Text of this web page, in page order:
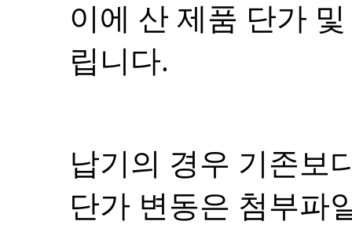
이에 산 제품 단가
립니다.
납기의 경우 기존보
단가 변동은 첨부파